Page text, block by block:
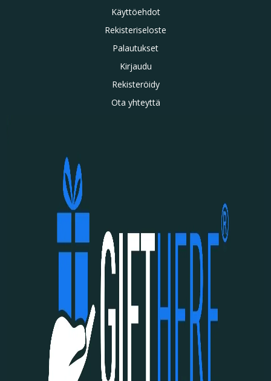
Käyttöehdot
Rekisteriseloste
Palautukset
Kirjaudu
Rekisteröidy
Ota yhteyttä